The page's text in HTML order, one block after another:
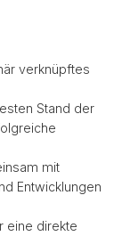
verknüpftes
Stand der
mit
Entwicklungen
eine direkte